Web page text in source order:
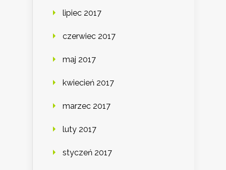
lipiec 2017
czerwiec 2017
maj 2017
kwiecień 2017
marzec 2017
luty 2017
styczeń 2017